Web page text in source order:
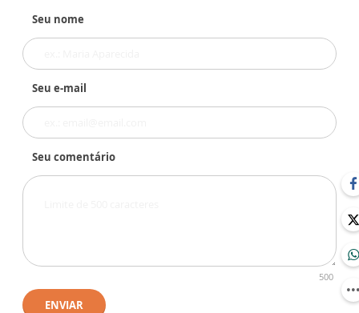
Seu nome
Seu e-mail
Seu comentário
500
ENVIAR